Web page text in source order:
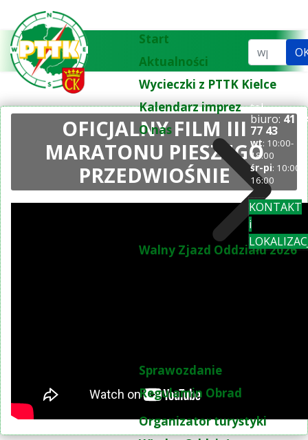
Start
Aktualności
Wycieczki z PTTK Kielce
Kalendarz imprez
O nas
Walny Zjazd Oddziału 2026
Sprawozdanie
Regulamin Obrad
Organizator turystyki
Szukaj...
tel.
biuro: 41
77 43
wt: 10:00-
18:00
śr-pi: 10:00-
16:00
KONTAKT
i
OFICJALNY FILM III
MARATONU PIESZEGO
PRZEDWIOŚNIE